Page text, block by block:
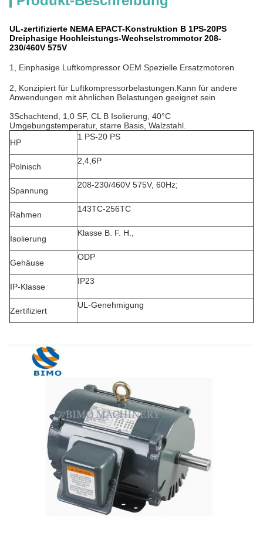
UL-zertifizierte NEMA EPACT-Konstruktion B 1PS-20PS
Dreiphasige Hochleistungs-Wechselstrommotor 208-
230/460V 575V
1, Einphasige Luftkompressor OEM Spezielle Ersatzmotoren
2, Konzipiert für Luftkompressorbelastungen.Kann für andere
Anwendungen mit ähnlichen Belastungen geeignet sein
3Schachtend, 1,0 SF, CL B Isolierung, 40°C
Umgebungstemperatur, starre Basis, Walzstahl.
HP
1 PS-20 PS
Polnisch
2,4,6P
Spannung
208-230/460V 575V, 60Hz;
Rahmen
143TC-256TC
Isolierung
Klasse B. F. H.,
Gehäuse
ODP
IP-Klasse
IP23
Zertifiziert
UL-Genehmigung